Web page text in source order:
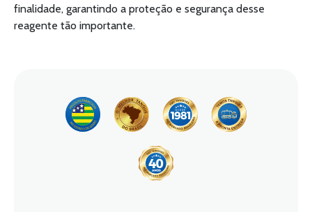
finalidade, garantindo a proteção e segurança desse
reagente tão importante.